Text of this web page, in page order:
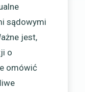
sądowymi
jest,
o
omówić